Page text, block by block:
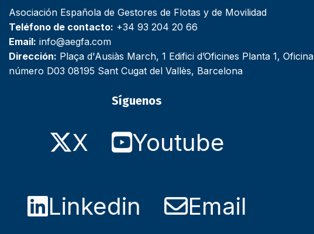
Asociación Española de Gestores de Flotas y de Movilidad
Teléfono de contacto: +34 93 204 20 66
Email: info@aegfa.com
Dirección: Plaça d'Ausiàs March, 1 Edifici d’Oficines Planta 1, Oficina
número D03 08195 Sant Cugat del Vallès, Barcelona
Síguenos
X Youtube
Linkedin Email